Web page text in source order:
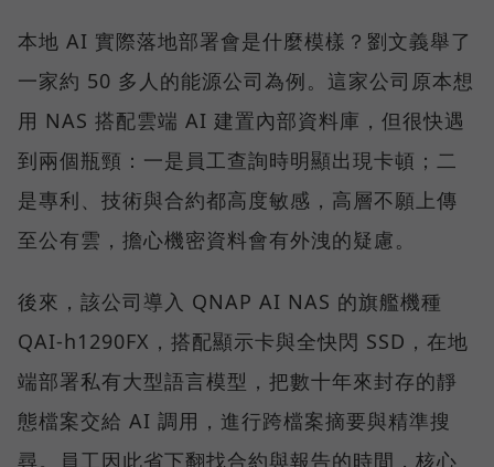
本地 AI 實際落地部署會是什麼模樣？劉文義舉了
一家約 50 多人的能源公司為例。這家公司原本想
用 NAS 搭配雲端 AI 建置內部資料庫，但很快遇
到兩個瓶頸：一是員工查詢時明顯出現卡頓；二
是專利、技術與合約都高度敏感，高層不願上傳
至公有雲，擔心機密資料會有外洩的疑慮。
後來，該公司導入 QNAP AI NAS 的旗艦機種
QAI-h1290FX，搭配顯示卡與全快閃 SSD，在地
端部署私有大型語言模型，把數十年來封存的靜
態檔案交給 AI 調用，進行跨檔案摘要與精準搜
尋。員工因此省下翻找合約與報告的時間，核心